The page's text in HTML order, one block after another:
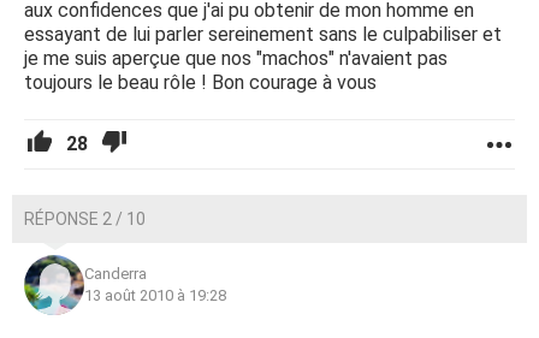
aux confidences que j'ai pu obtenir de mon homme en
essayant de lui parler sereinement sans le culpabiliser et
je me suis aperçue que nos "machos" n'avaient pas
toujours le beau rôle ! Bon courage à vous
28
RÉPONSE 2 / 10
Canderra
13 août 2010 à 19:28